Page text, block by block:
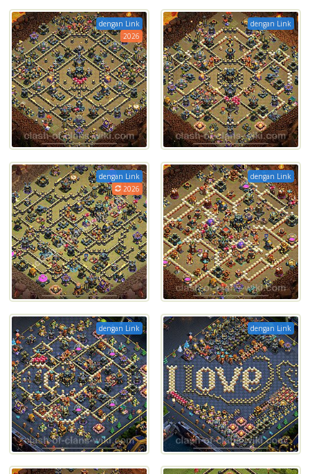
dengan Link
2026
dengan Link
dengan Link
2026
dengan Link
dengan Link dengan Link